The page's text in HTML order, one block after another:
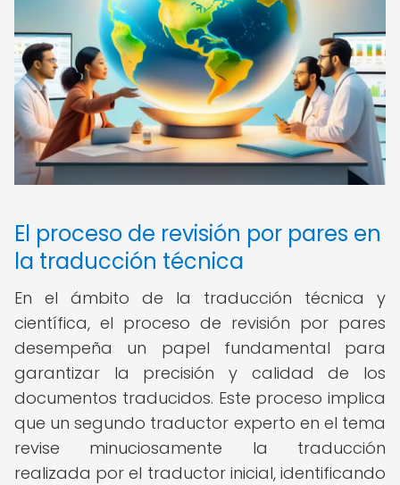
El proceso de revisión por pares en
la traducción técnica
En el ámbito de la traducción técnica y
científica, el proceso de revisión por pares
desempeña un papel fundamental para
garantizar la precisión y calidad de los
documentos traducidos. Este proceso implica
que un segundo traductor experto en el tema
revise minuciosamente la traducción
realizada por el traductor inicial, identificando